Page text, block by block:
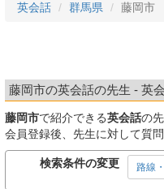
英会話 群馬県 藤岡市
藤岡市の英会話の先生 - 英
藤岡市で紹介できる英会話の
会員登録後、先生に対して質
検索条件の変更 路線